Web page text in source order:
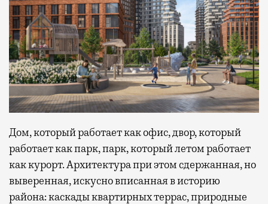
Дом, который работает как офис, двор, который
работает как парк, парк, который летом работает
как курорт. Архитектура при этом сдержанная, но
выверенная, искусно вписанная в историю
района: каскады квартирных террас, природные